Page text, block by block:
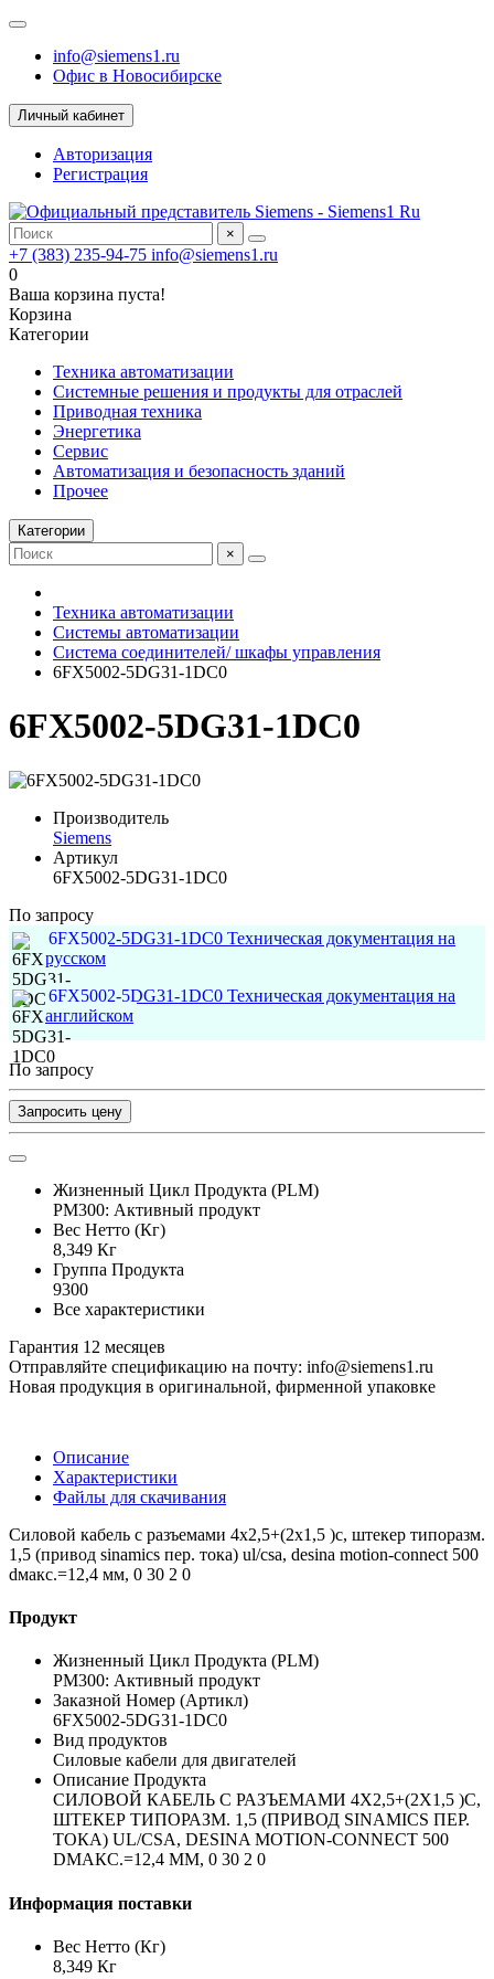
info@siemens1.ru
Офис в Новосибирске
Личный кабинет
Авторизация
Регистрация
×
+7 (383) 235-94-75 info@siemens1.ru
0
Ваша корзина пуста!
Корзина
Категории
Техника автоматизации
Системные решения и продукты для отраслей
Приводная техника
Энергетика
Сервис
Автоматизация и безопасность зданий
Прочее
Категории
×
Техника автоматизации
Системы автоматизации
Система соединителей/ шкафы управления
6FX5002-5DG31-1DC0
6FX5002-5DG31-1DC0
Производитель
Siemens
Артикул
6FX5002-5DG31-1DC0
По запросу
6FX5002-5DG31-1DC0 Техническая документация на
русском
6FX5002-5DG31-1DC0 Техническая документация на
английском
По запросу
Запросить цену
Жизненный Цикл Продукта (PLM)
PM300: Активный продукт
Вес Нетто (Кг)
8,349 Кг
Группа Продукта
9300
Все характеристики
Гарантия 12 месяцев
Отправляйте спецификацию на почту: info@siemens1.ru
Новая продукция в оригинальной, фирменной упаковке
Описание
Характеристики
Файлы для скачивания
Силовой кабель с разъемами 4x2,5+(2x1,5 )c, штекер типоразм.
1,5 (привод sinamics пер. тока) ul/csa, desina motion-connect 500
dмакс.=12,4 мм, 0 30 2 0
Продукт
Жизненный Цикл Продукта (PLM)
PM300: Активный продукт
Заказной Номер (Артикл)
6FX5002-5DG31-1DC0
Вид продуктов
Силовые кабели для двигателей
Описание Продукта
СИЛОВОЙ КАБЕЛЬ С РАЗЪЕМАМИ 4X2,5+(2X1,5 )C,
ШТЕКЕР ТИПОРАЗМ. 1,5 (ПРИВОД SINAMICS ПЕР.
ТОКА) UL/CSA, DESINA MOTION-CONNECT 500
DМАКС.=12,4 ММ, 0 30 2 0
Информация поставки
Вес Нетто (Кг)
8,349 Кг